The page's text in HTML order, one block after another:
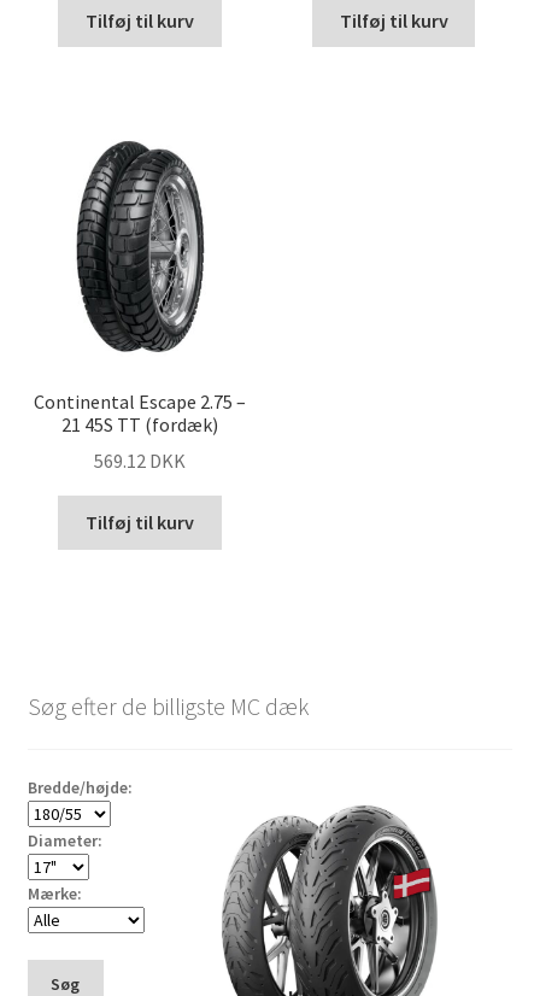
Tilføj til kurv Tilføj til kurv
Continental Escape 2.75 –
21 45S TT (fordæk)
569.12 DKK
Tilføj til kurv
Søg efter de billigste MC dæk
Bredde/højde:
Diameter:
Mærke:
Søg